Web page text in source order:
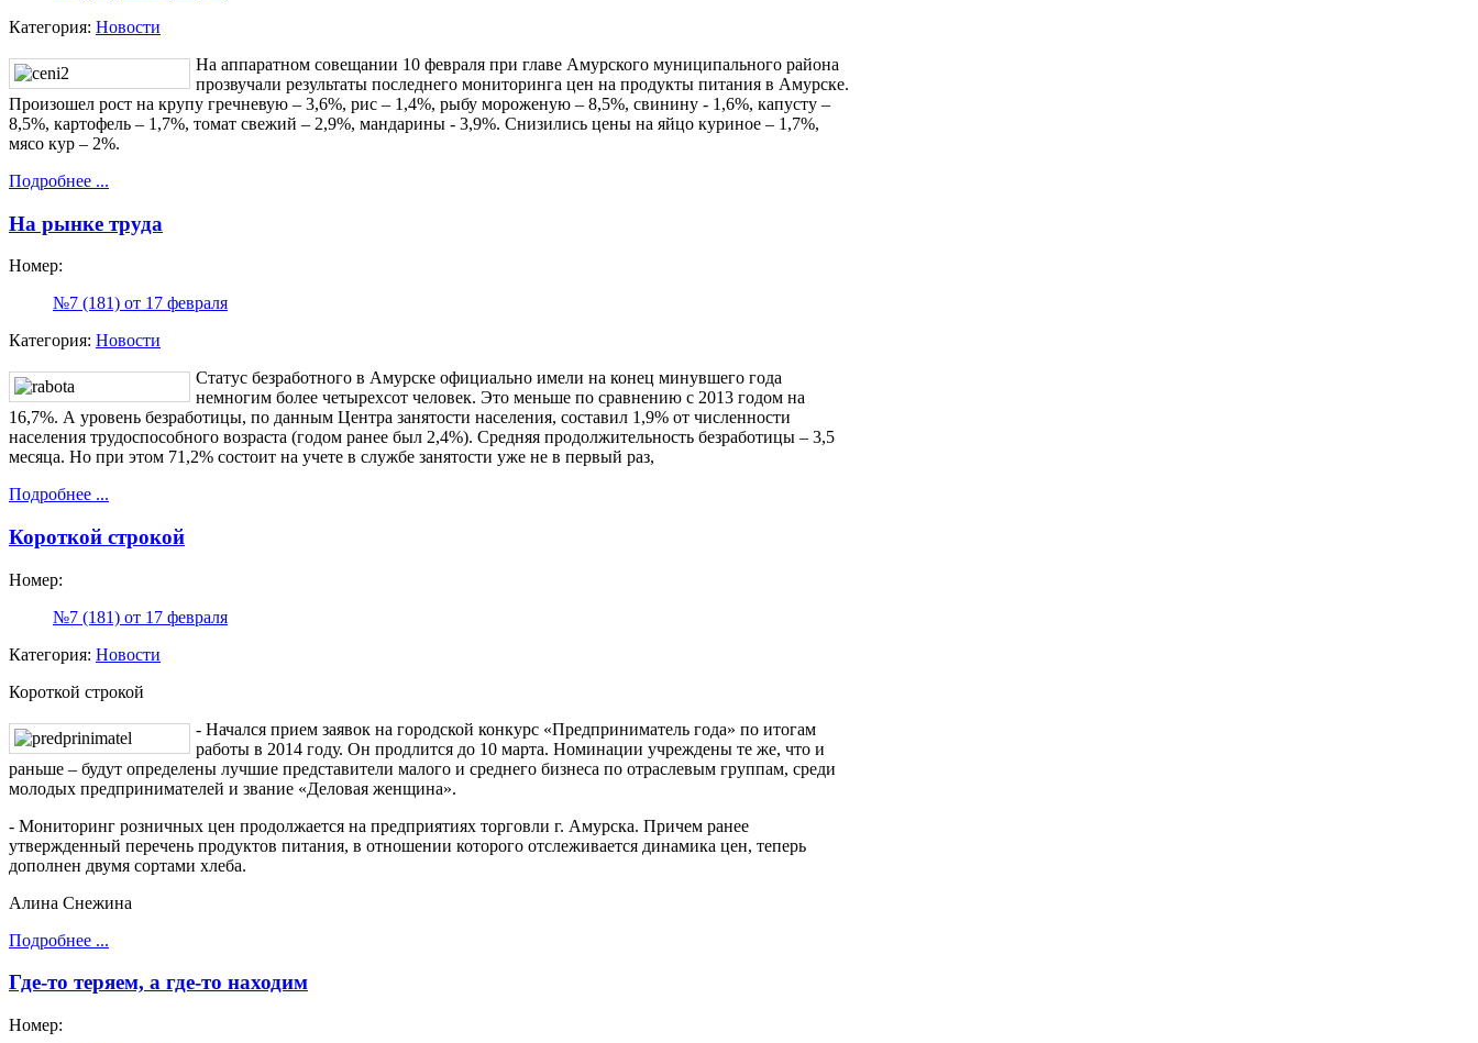
Категория: Новости
На аппаратном совещании 10 февраля при главе Амурского муниципального района
прозвучали результаты последнего мониторинга цен на продукты питания в Амурске.
Произошел рост на крупу гречневую – 3,6%, рис – 1,4%, рыбу мороженую – 8,5%, свинину - 1,6%, капусту –
8,5%, картофель – 1,7%, томат свежий – 2,9%, мандарины - 3,9%. Снизились цены на яйцо куриное – 1,7%,
мясо кур – 2%.
Подробнее ...
На рынке труда
Номер:
№7 (181) от 17 февраля
Категория: Новости
Статус безработного в Амурске официально имели на конец минувшего года
немногим более четырехсот человек. Это меньше по сравнению с 2013 годом на
16,7%. А уровень безработицы, по данным Центра занятости населения, составил 1,9% от численности
населения трудоспособного возраста (годом ранее был 2,4%). Средняя продолжительность безработицы – 3,5
месяца. Но при этом 71,2% состоит на учете в службе занятости уже не в первый раз,
Подробнее ...
Короткой строкой
Номер:
№7 (181) от 17 февраля
Категория: Новости
Короткой строкой
- Начался прием заявок на городской конкурс «Предприниматель года» по итогам
работы в 2014 году. Он продлится до 10 марта. Номинации учреждены те же, что и
раньше – будут определены лучшие представители малого и среднего бизнеса по отраслевым группам, среди
молодых предпринимателей и звание «Деловая женщина».
- Мониторинг розничных цен продолжается на предприятиях торговли г. Амурска. Причем ранее
утвержденный перечень продуктов питания, в отношении которого отслеживается динамика цен, теперь
дополнен двумя сортами хлеба.
Алина Снежина
Подробнее ...
Где-то теряем, а где-то находим
Номер: